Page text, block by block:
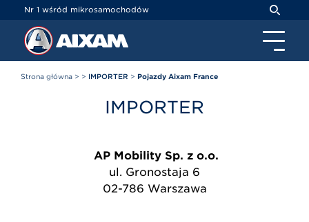
Nr 1 wśród mikrosamochodów
Strona główna > > IMPORTER > Pojazdy Aixam France
IMPORTER
AP Mobility Sp. z o.o.
ul. Gronostaja 6
02-786 Warszawa
Panel zarządzania plikami cookies